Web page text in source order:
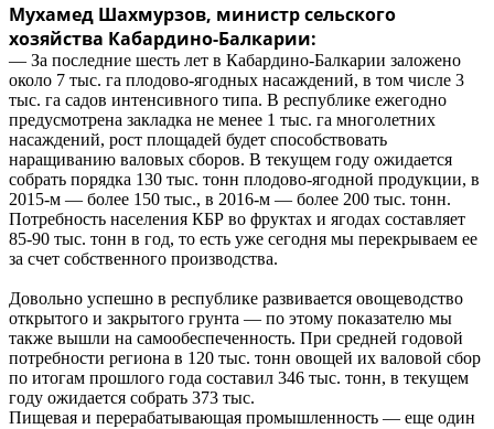
Мухамед Шахмурзов, министр сельского
хозяйства Кабардино-Балкарии:
— За последние шесть лет в Кабардино-Балкарии заложено
около 7 тыс. га плодово-ягодных насаждений, в том числе 3
тыс. га садов интенсивного типа. В республике ежегодно
предусмотрена закладка не менее 1 тыс. га многолетних
насаждений, рост площадей будет способствовать
наращиванию валовых сборов. В текущем году ожидается
собрать порядка 130 тыс. тонн плодово-ягодной продукции, в
2015-м — более 150 тыс., в 2016-м — более 200 тыс. тонн.
Потребность населения КБР во фруктах и ягодах составляет
85-90 тыс. тонн в год, то есть уже сегодня мы перекрываем ее
за счет собственного производства.
Довольно успешно в республике развивается овощеводство
открытого и закрытого грунта — по этому показателю мы
также вышли на самообеспеченность. При средней годовой
потребности региона в 120 тыс. тонн овощей их валовой сбор
по итогам прошлого года составил 346 тыс. тонн, в текущем
году ожидается собрать 373 тыс.
Пищевая и перерабатывающая промышленность — еще один